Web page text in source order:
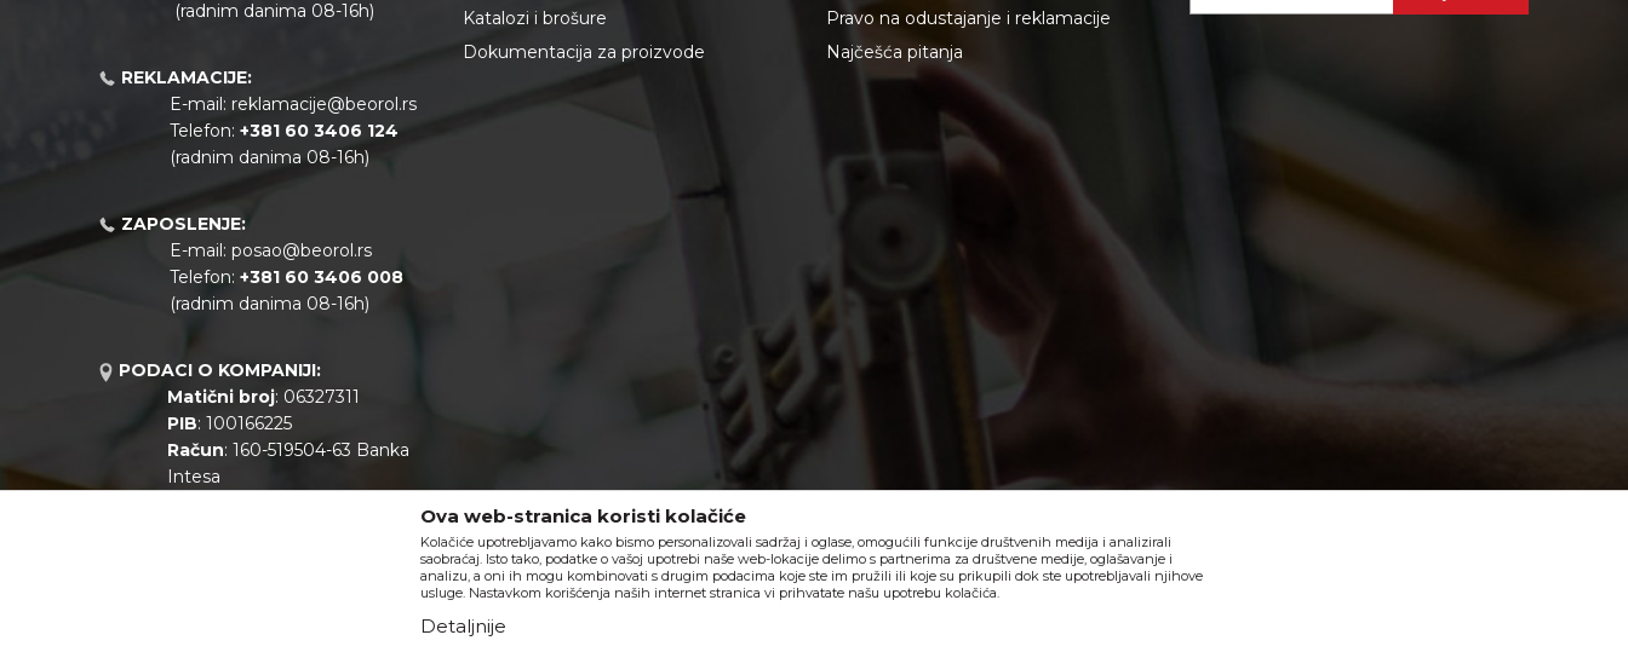
(radnim danima 08-16h)
REKLAMACIJE:
E-mail: reklamacije@beorol.rs
Telefon: +381 60 3406 124
(radnim danima 08-16h)
ZAPOSLENJE:
E-mail: posao@beorol.rs
Telefon: +381 60 3406 008
(radnim danima 08-16h)
PODACI O KOMPANIJI:
Matični broj: 06327311
PIB: 100166225
Račun: 160-519504-63 Banka
Intesa
Katalozi i brošure
Dokumentacija za proizvode
Pravo na odustajanje i reklamacije
Najčešća pitanja
Ova web-stranica koristi kolačiće
Kolačiće upotrebljavamo kako bismo personalizovali sadržaj i oglase, omogućili funkcije društvenih medija i analizirali
saobraćaj. Isto tako, podatke o vašoj upotrebi naše web-lokacije delimo s partnerima za društvene medije, oglašavanje i
analizu, a oni ih mogu kombinovati s drugim podacima koje ste im pružili ili koje su prikupili dok ste upotrebljavali njihove
usluge. Nastavkom korišćenja naših internet stranica vi prihvatate našu upotrebu kolačića.
Detaljnije